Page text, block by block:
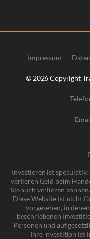
© 2026 Copyright
Impressum
Investieren ist
verlieren Geld beim
Sie auch verlieren
Diese Website ist nicht
vorgesehen, in
beschriebenen
Personen und auf
Ihre Investition ist